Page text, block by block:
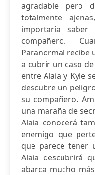
agradable pero
totalmente
importaría
compañero.
Paranormal recibe
a cubrir un caso
entre Alaia y Kyle
descubre un
su compañero.
una maraña de
Alaia conocerá
enemigo que
que parece tener
Alaia descubrirá
abarca mucho